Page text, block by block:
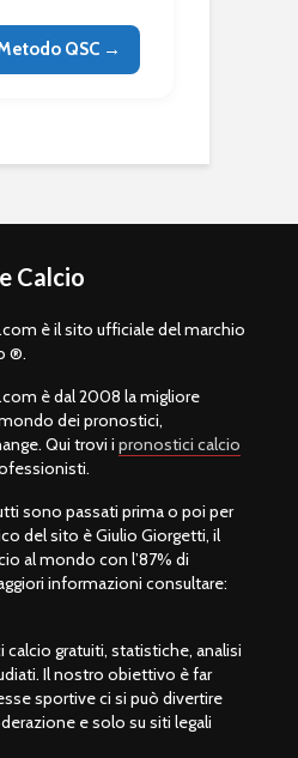
QSC →
Calcio
è il sito ufficiale del marchio
®.
è dal 2008 la migliore
dei pronostici,
Qui trovi i pronostici calcio
sono passati prima o poi per
del sito è Giulio Giorgetti, il
al mondo con l’87% di
informazioni consultare:
gratuiti, statistiche, analisi
Il nostro obiettivo è far
sportive ci si può divertire
e solo su siti legali